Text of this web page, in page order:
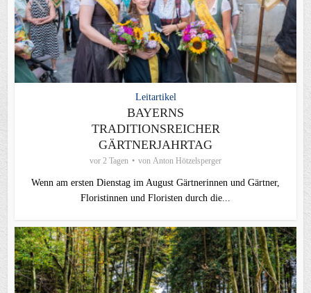
Leitartikel
BAYERNS
TRADITIONSREICHER
GÄRTNERJAHRTAG
vor 2 Tagen von Anton Hötzelsperger
Wenn am ersten Dienstag im August Gärtnerinnen und Gärtner,
Floristinnen und Floristen durch die...